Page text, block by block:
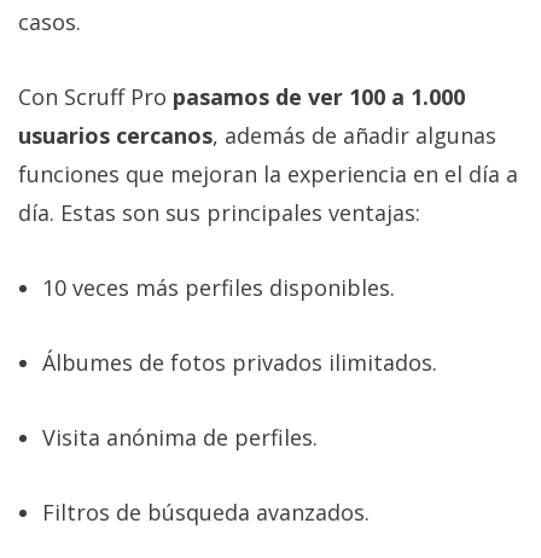
casos.
Con Scruff Pro pasamos de ver 100 a 1.000
usuarios cercanos, además de añadir algunas
funciones que mejoran la experiencia en el día a
día. Estas son sus principales ventajas:
10 veces más perfiles disponibles.
Álbumes de fotos privados ilimitados.
Visita anónima de perfiles.
Filtros de búsqueda avanzados.